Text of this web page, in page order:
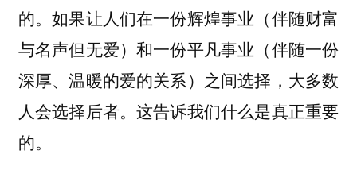
的。如果让人们在一份辉煌事业（伴随财富
与名声但无爱）和一份平凡事业（伴随一份
深厚、温暖的爱的关系）之间选择，大多数
人会选择后者。这告诉我们什么是真正重要
的。